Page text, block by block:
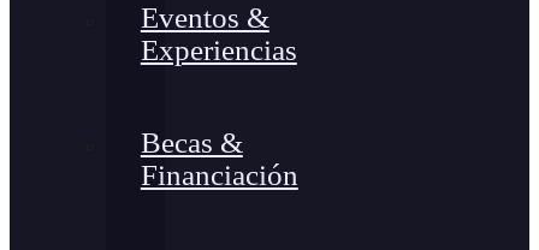
Eventos &
Experiencias
Becas &
Financiación